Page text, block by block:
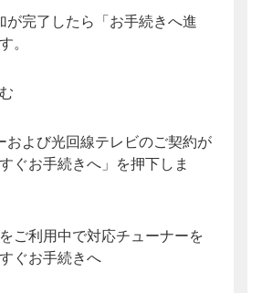
が完了したら「お手続きへ進
。
および光回線テレビのご契約が
ぐお手続きへ」を押下しま